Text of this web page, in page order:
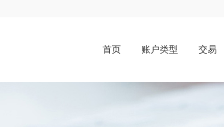
首页 账户类型 交易